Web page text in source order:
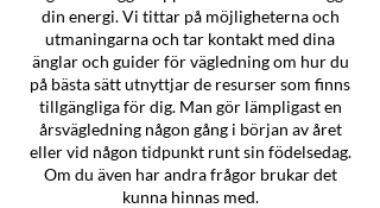
din energi. Vi tittar på möjligheterna och
utmaningarna och tar kontakt med dina
änglar och guider för vägledning om hur du
på bästa sätt utnyttjar de resurser som finns
tillgängliga för dig. Man gör lämpligast en
årsvägledning någon gång i början av året
eller vid någon tidpunkt runt sin födelsedag.
Om du även har andra frågor brukar det
kunna hinnas med.